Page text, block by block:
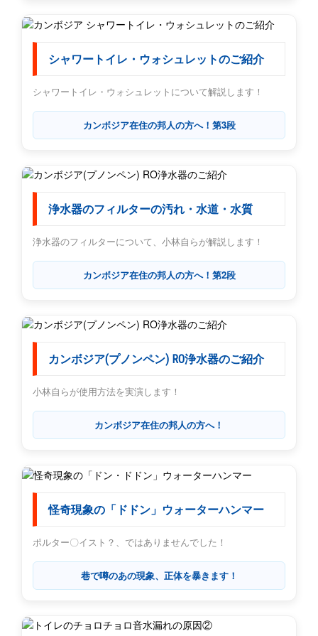
シャワートイレ・ウォシュレットのご紹介
シャワートイレ・ウォシュレットについて解説します！
カンボジア在住の邦人の方へ！第3段
浄水器のフィルターの汚れ・水道・水質
浄水器のフィルターについて、小林自らが解説します！
カンボジア在住の邦人の方へ！第2段
カンボジア(プノンペン) RO浄水器のご紹介
小林自らが使用方法を実演します！
カンボジア在住の邦人の方へ！
怪奇現象の「ドドン」ウォーターハンマー
ポルター〇イスト？、ではありませんでした！
巷で噂のあの現象、正体を暴きます！